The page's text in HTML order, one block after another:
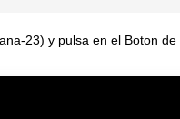
23) y pulsa en el Boton de